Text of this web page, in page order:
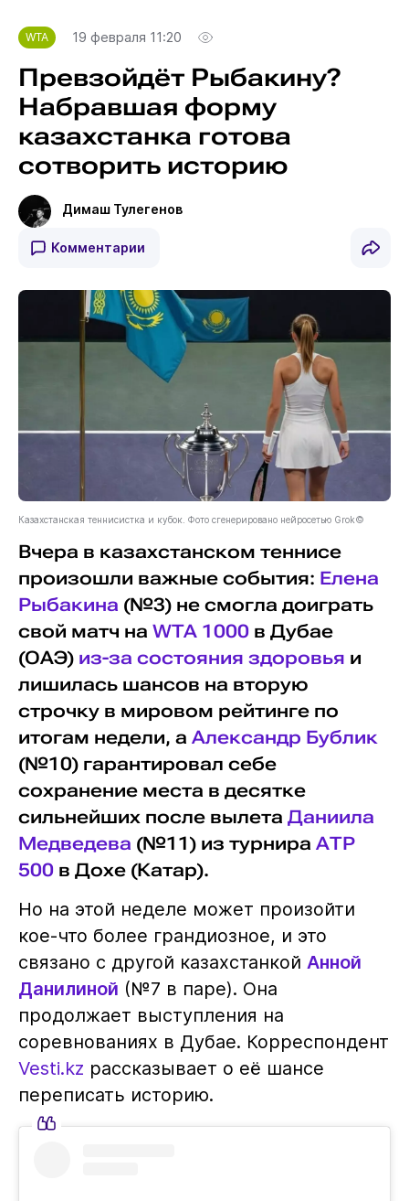
WTA 19 февраля 11:20
Превзойдёт Рыбакину?
Набравшая форму
казахстанка готова
сотворить историю
Димаш Тулегенов
Комментарии
Казахстанская теннисистка и кубок. Фото сгенерировано нейросетью Grok©
Вчера в казахстанском теннисе
произошли важные события: Елена
Рыбакина (№3) не смогла доиграть
свой матч на WTA 1000в Дубае
(ОАЭ) из-за состояния здоровья и
лишилась шансов на вторую
строчку в мировом рейтинге по
итогам недели, а Александр Бублик
(№10) гарантировал себе
сохранение места в десятке
сильнейших после вылета Даниила
Медведева (№11) из турнира АТР
500в Дохе (Катар).
Но на этой неделе может произойти
кое-что более грандиозное, и это
связано с другой казахстанкой Анной
Данилиной (№7 в паре). Она
продолжает выступления на
соревнованиях в Дубае. Корреспондент
Vesti.kz рассказывает о её шансе
переписать историю.